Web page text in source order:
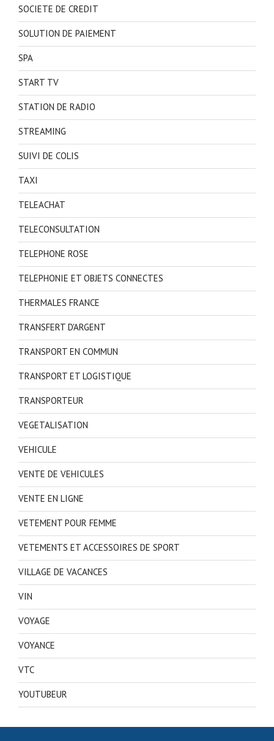
SOCIETE DE CREDIT
SOLUTION DE PAIEMENT
SPA
START TV
STATION DE RADIO
STREAMING
SUIVI DE COLIS
TAXI
TELEACHAT
TELECONSULTATION
TELEPHONE ROSE
TELEPHONIE ET OBJETS CONNECTES
THERMALES FRANCE
TRANSFERT D'ARGENT
TRANSPORT EN COMMUN
TRANSPORT ET LOGISTIQUE
TRANSPORTEUR
VEGETALISATION
VEHICULE
VENTE DE VEHICULES
VENTE EN LIGNE
VETEMENT POUR FEMME
VETEMENTS ET ACCESSOIRES DE SPORT
VILLAGE DE VACANCES
VIN
VOYAGE
VOYANCE
VTC
YOUTUBEUR